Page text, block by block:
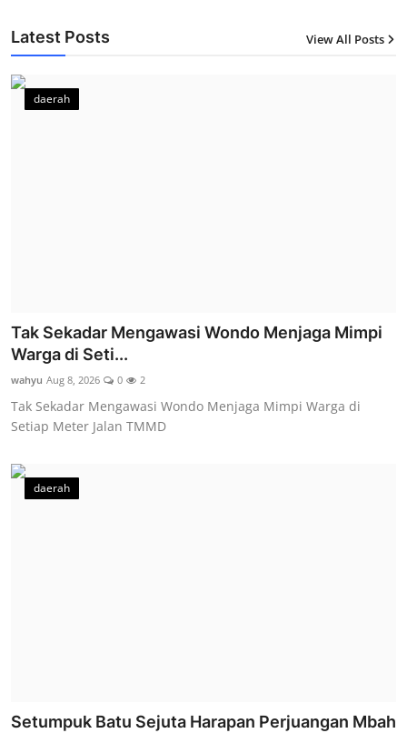
Latest Posts View All Posts
daerah
Tak Sekadar Mengawasi Wondo Menjaga Mimpi
Warga di Seti...
wahyu Aug 8, 2026 0 2
Tak Sekadar Mengawasi Wondo Menjaga Mimpi Warga di
Setiap Meter Jalan TMMD
daerah
Setumpuk Batu Sejuta Harapan Perjuangan Mbah
12